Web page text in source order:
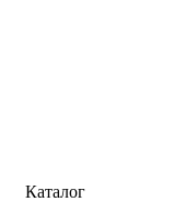
Каталог